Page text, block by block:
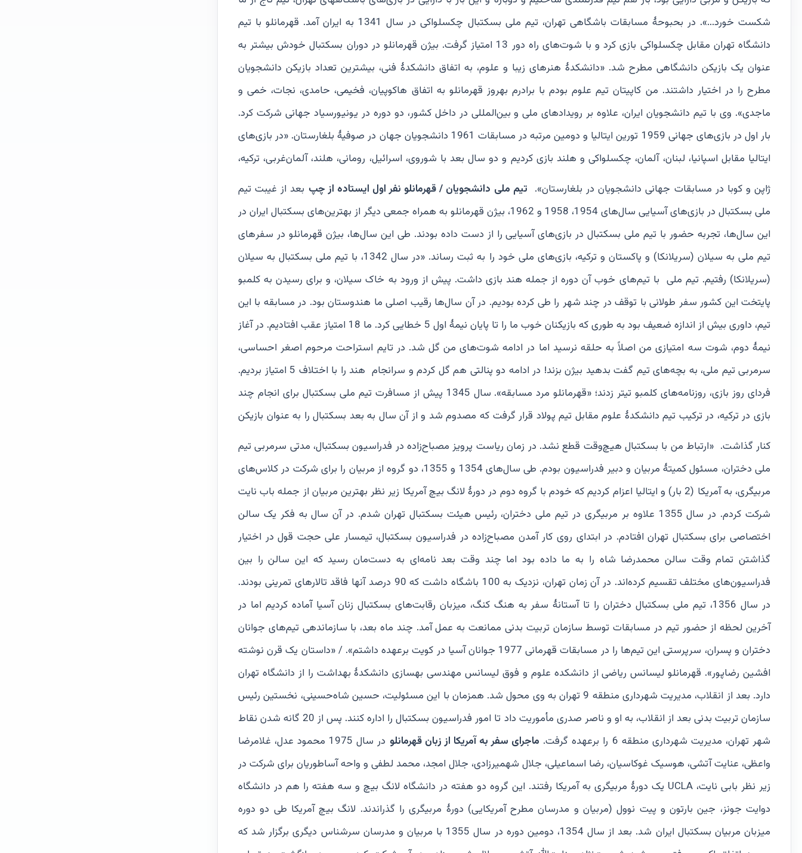
شکست خورد...». در بحبوحۀ مسابقات باشگاهی تهران، تیم ملی بسکتبال چکسلواکی در سال 1341 به ایران آمد. قهرمانلو با تیم
دانشگاه تهران مقابل چکسلواکی بازی کرد و با شوت‌های راه دور 13 امتیاز گرفت. بیژن قهرمانلو در دوران بسکتبال خودش بیشتر به
عنوان یک بازیکن دانشگاهی مطرح شد. «دانشکدۀ هنرهای زیبا و علوم، به اتفاق دانشکدۀ فنی، بیشترین تعداد بازیکن دانشجویان
مطرح را در اختیار داشتند. من کاپیتان تیم علوم بودم با برادرم بهروز قهرمانلو به اتفاق هاکوپیان، فخیمی، حامدی، نجات، خمی و
ماجدی». وی با تیم دانشجویان ایران، علاوه بر رویدادهای ملی و بین‌المللی در داخل کشور، دو دوره در یونیورسیاد جهانی شرکت کرد.
بار اول در بازی‌های جهانی 1959 تورین ایتالیا و دومین مرتبه در مسابقات 1961 دانشجویان جهان در صوفیۀ بلغارستان. «در بازی‌های
ایتالیا مقابل اسپانیا، لبنان، آلمان، چکسلواکی و هلند بازی کردیم و دو سال بعد با شوروی، اسرائیل، رومانی، هلند، آلمان‌غربی، ترکیه،
ژاپن و کوبا در مسابقات جهانی دانشجویان در بلغارستان». تیم ملی دانشجویان / قهرمانلو نفر اول ایستاده از چپ بعد از غیبت تیم
ملی بسکتبال در بازی‌های آسیایی سال‌های 1954، 1958 و 1962، بیژن قهرمانلو به همراه جمعی دیگر از بهترین‌های بسکتبال ایران در
این سال‌ها، تجربه حضور با تیم ملی بسکتبال در بازی‌های آسیایی را از دست داده بودند. طی این سال‌ها، بیژن قهرمانلو در سفر‌های
تیم ملی به سیلان (سریلانکا) و پاکستان و ترکیه، بازی‌های ملی خود را به ثبت رساند. «در سال 1342، با تیم ملی بسکتبال به سیلان
(سریلانکا) رفتیم. تیم ملی با تیم‌های خوب آن دوره از جمله هند بازی داشت. پیش از ورود به خاک سیلان، و برای رسیدن به کلمبو
پایتخت این کشور سفر طولانی با توقف در چند شهر را طی کرده بودیم. در آن سال‌ها رقیب اصلی ما هندوستان بود. در مسابقه با این
تیم، داوری بیش از اندازه ضعیف بود به طوری که بازیکنان خوب ما را تا پایان نیمۀ اول 5 خطایی کرد. ما 18 امتیاز عقب افتادیم. در آغاز
نیمۀ دوم، شوت سه امتیازی من اصلاً به حلقه نرسید اما در ادامه شوت‌های من گل شد. در تایم استراحت مرحوم اصغر احساسی،
سرمربی تیم ملی، به بچه‌های تیم گفت بدهید بیژن بزند! در ادامه دو پنالتی هم گل کردم و سرانجام هند را با اختلاف 5 امتیاز بردیم.
فردای روز بازی، روزنامه‌های کلمبو تیتر زدند؛ «قهرمانلو مرد مسابقه». سال 1345 پیش از مسافرت تیم ملی بسکتبال برای انجام چند
بازی در ترکیه، در ترکیب تیم دانشکدۀ علوم مقابل تیم پولاد قرار گرفت که مصدوم شد و از آن سال به بعد بسکتبال را به عنوان بازیکن
کنار گذاشت. «ارتباط من با بسکتبال هیچ‌وقت قطع نشد. در زمان ریاست پرویز مصباح‌زاده در فدراسیون بسکتبال، مدتی سرمربی تیم
ملی دختران، مسئول کمیتۀ مربیان و دبیر فدراسیون بودم. طی سال‌های 1354 و 1355، دو گروه از مربیان را برای شرکت در کلاس‌های
مربیگری، به آمریکا (2 بار) و ایتالیا اعزام کردیم که خودم با گروه دوم در دورۀ لانگ بیچ آمریکا زیر نظر بهترین مربیان از جمله باب نایت
شرکت کردم. در سال 1355 علاوه بر مربیگری در تیم ملی دختران، رئیس هیئت بسکتبال تهران شدم. در آن سال به فکر یک سالن
اختصاصی برای بسکتبال تهران افتادم. در ابتدای روی کار آمدن مصباح‌زاده در فدراسیون بسکتبال، تیمسار علی حجت قول در اختیار
گذاشتن تمام وقت سالن محمدرضا شاه را به ما داده بود اما چند وقت بعد نامه‌ای به دست‌مان رسید که این سالن را بین
فدراسیون‌های مختلف تقسیم کرده‌اند. در آن زمان تهران، نزدیک به 100 باشگاه داشت که 90 درصد آنها فاقد تالارهای تمرینی بودند.
در سال 1356، تیم ملی بسکتبال دختران را تا آستانۀ سفر به هنگ کنگ، میزبان رقابت‌های بسکتبال زنان آسیا آماده کردیم اما در
آخرین لحظه از حضور تیم در مسابقات توسط سازمان تربیت بدنی ممانعت به عمل آمد. چند ماه بعد، با سازماندهی تیم‌های جوانان
دختران و پسران، سرپرستی این تیم‌ها را در مسابقات قهرمانی 1977 جوانان آسیا در کویت برعهده داشتم». / «داستان یک قرن نوشته
افشین رضاپور». قهرمانلو لیسانس ریاضی از دانشکده علوم و فوق لیسانس مهندسی بهسازی دانشکدۀ بهداشت را از دانشگاه تهران
دارد. بعد از انقلاب، مدیریت شهرداری منطقه 9 تهران به وی محول شد. همزمان با این مسئولیت، حسین شاه‌حسینی، نخستین رئیس
سازمان تربیت بدنی بعد از انقلاب، به او و ناصر صدری مأموریت داد تا امور فدراسیون بسکتبال را اداره کنند. پس از 20 گانه شدن نقاط
شهر تهران، مدیریت شهرداری منطقه 6 را برعهده گرفت.
ماجرای سفر به آمریکا از زبان قهرمانلو
در سال 1975 محمود عدل، غلامرضا
واعظی، عنایت آتشی، هوسیک غوکاسیان، رضا اسماعیلی، جلال شهمیرزادی، جلال امجد، محمد لطفی و واحه آساطوریان برای شرکت در
یک دورۀ مربیگری به آمریکا رفتند. این گروه دو هفته در دانشگاه لانگ بیچ و سه هفته را هم در دانشگاه UCLA زیر نظر بابی نایت،
دوایت جونز، جین بارتون و پیت نوول (مربیان و مدرسان مطرح آمریکایی) دورۀ مربیگری را گذراندند. لانگ بیچ آمریکا طی دو دوره
میزبان مربیان بسکتبال ایران شد. بعد از سال 1354، دومین دوره در سال 1355 با مربیان و مدرسان سرشناس دیگری برگزار شد که